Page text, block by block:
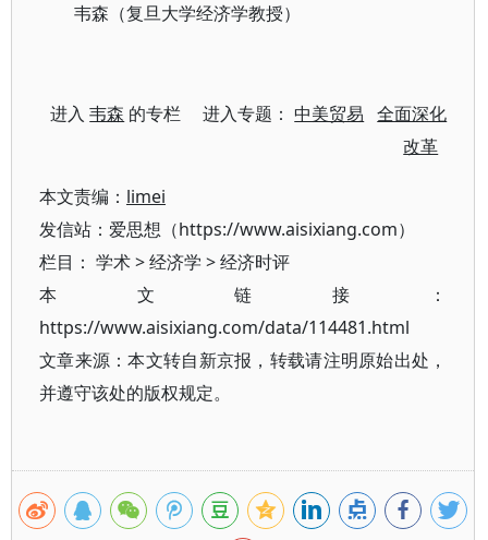
韦森（复旦大学经济学教授）
进入韦森 的专栏 进入专题：中美贸易
全面深化
改革
本文责编： limei
发信站：爱思想（https://www.aisixiang.com）
栏目： 学术>经济学 >经济时评
本文链接：
https://www.aisixiang.com/data/114481.html
文章来源：本文转自新京报，转载请注明原始出处，
并遵守该处的版权规定。